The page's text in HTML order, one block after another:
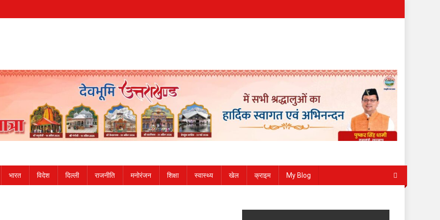
भारत विदेश दिल्ली राजनीति मनोरंजन शिक्षा स्वास्थ्य खेल क्राइम My Blog